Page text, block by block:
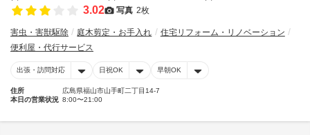
3.02 写真 2枚
害虫・害獣駆除 庭木剪定・お手入れ
住宅リフォーム・リノベーション
便利屋・代行サービス
出張・訪問対応 日祝OK 早朝OK
住所
広島県福山市山手町二丁目14-7
本日の営業状況 8:00〜21:00